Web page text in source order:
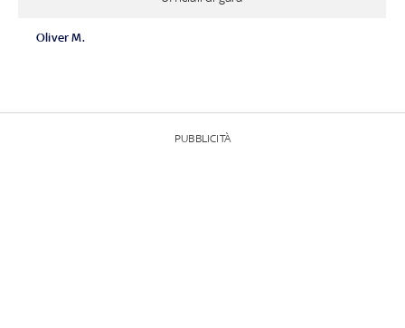
Oliver M.
PUBBLICITÀ